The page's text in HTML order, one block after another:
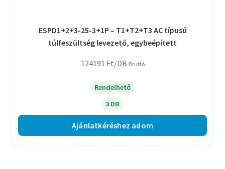
ESPD1+2+3-25-3+1P – T1+T2+T3 AC típusú
túlfeszültség levezető, egybeépített
124191 Ft/DB Bruttó
Rendelhető
3 DB
Ajánlatkéréshez adom